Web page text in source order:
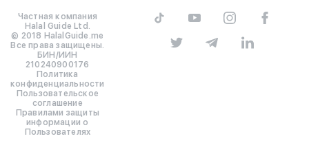
Частная компания
Halal Guide Ltd.
© 2018 HalalGuide.me
Все права защищены.
БИН/ИИН
210240900176
Политика
конфиденциальности
Пользовательское
соглашение
Правилами защиты
информации о
Пользователях